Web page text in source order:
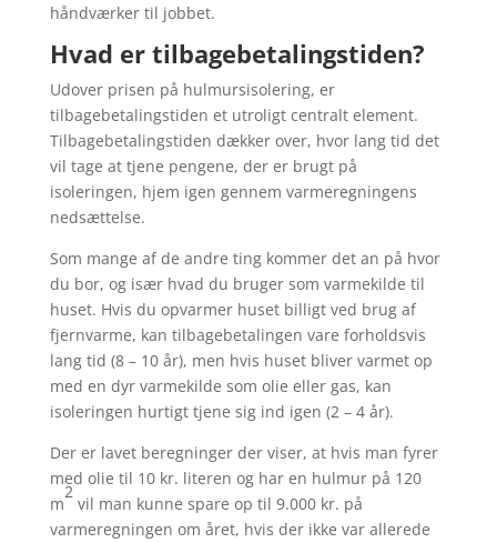
håndværker til jobbet.
Hvad er tilbagebetalingstiden?
Udover prisen på hulmursisolering, er
tilbagebetalingstiden et utroligt centralt element.
Tilbagebetalingstiden dækker over, hvor lang tid det
vil tage at tjene pengene, der er brugt på
isoleringen, hjem igen gennem varmeregningens
nedsættelse.
Som mange af de andre ting kommer det an på hvor
du bor, og især hvad du bruger som varmekilde til
huset. Hvis du opvarmer huset billigt ved brug af
fjernvarme, kan tilbagebetalingen vare forholdsvis
lang tid (8 – 10 år), men hvis huset bliver varmet op
med en dyr varmekilde som olie eller gas, kan
isoleringen hurtigt tjene sig ind igen (2 – 4 år).
Der er lavet beregninger der viser, at hvis man fyrer
med olie til 10 kr. literen og har en hulmur på 120
m
2
vil man kunne spare op til 9.000 kr. på
varmeregningen om året, hvis der ikke var allerede